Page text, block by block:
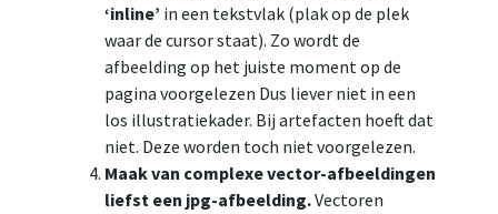
‘inline’ in een tekstvlak (plak op de plek
waar de cursor staat). Zo wordt de
afbeelding op het juiste moment op de
pagina voorgelezen Dus liever niet in een
los illustratiekader. Bij artefacten hoeft dat
niet. Deze worden toch niet voorgelezen.
Maak van complexe vector-afbeeldingen
liefst een jpg-afbeelding.Vectoren